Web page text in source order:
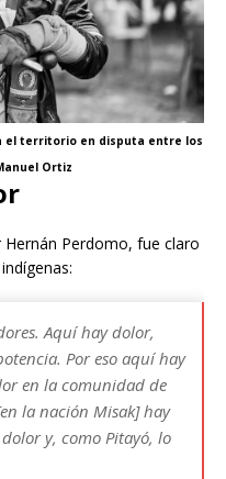
el territorio en disputa entre los
Ortiz
Hernán Perdomo, fue claro
Aquí hay dolor,
Por eso aquí hay
en la comunidad de
la nación Misak] hay
y, como Pitayó, lo